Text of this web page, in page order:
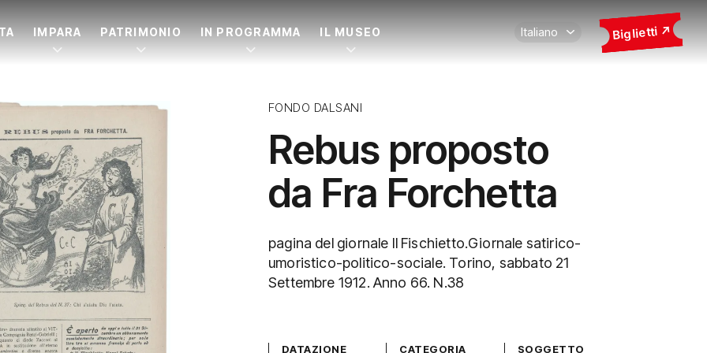
IMPARA PATRIMONIO IN PROGRAMMA IL MUSEO Biglietti
FONDO DALSANI
Rebus proposto
da Fra Forchetta
pagina del giornale Il Fischietto.Giornale satirico-
umoristico-politico-sociale. Torino, sabbato 21
Settembre 1912. Anno 66. N.38
DATAZIONE CATEGORIA SOGGETTO